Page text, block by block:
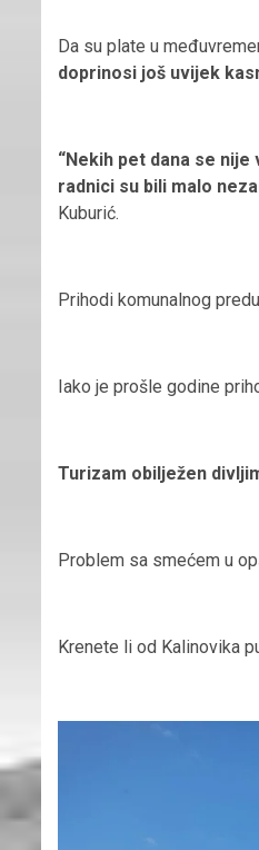
Da su plate u
doprinosi još uvijek
“Nekih pet dana se
radnici su bili malo
Kuburić.
Prihodi komunalnog
Iako je prošle godine
Turizam obilježen
Problem sa smećem u
Krenete li od Kalinovika